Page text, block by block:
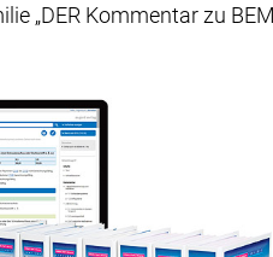
„DER Kommentar zu